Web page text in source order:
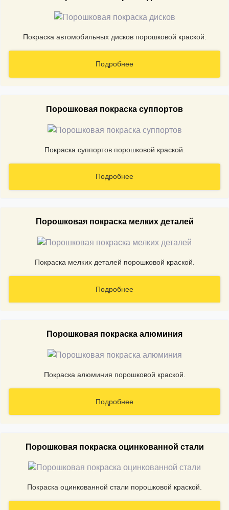
Покраска автомобильных дисков порошковой краской.
Подробнее
Порошковая покраска суппортов
Покраска суппортов порошковой краской.
Подробнее
Порошковая покраска мелких деталей
Покраска мелких деталей порошковой краской.
Подробнее
Порошковая покраска алюминия
Покраска алюминия порошковой краской.
Подробнее
Порошковая покраска оцинкованной стали
Покраска оцинкованной стали порошковой краской.